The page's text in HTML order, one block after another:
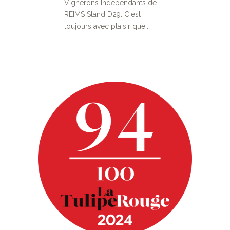
Vignerons Indépendants de
REIMS Stand D29. C'est
toujours avec plaisir que...